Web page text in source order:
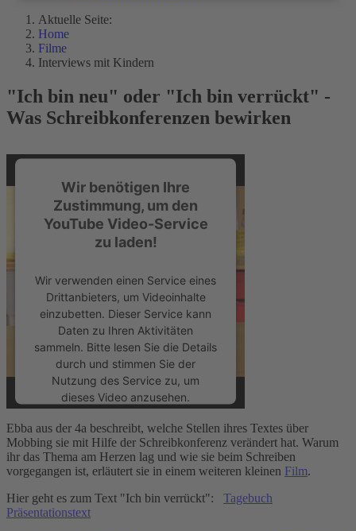
Aktuelle Seite:
Home
Filme
Interviews mit Kindern
"Ich bin neu" oder "Ich bin verrückt" -
Was Schreibkonferenzen bewirken
Wir benötigen Ihre
Zustimmung, um den
YouTube Video-Service
zu laden!
Wir verwenden einen Service eines
Drittanbieters, um Videoinhalte
einzubetten. Dieser Service kann
Daten zu Ihren Aktivitäten
sammeln. Bitte lesen Sie die Details
durch und stimmen Sie der
Nutzung des Service zu, um
dieses Video anzusehen.
Mehr Informationen
Akzeptieren
powered by Usercentrics Consent
Ebba aus der 4a beschreibt, welche Stellen ihres Textes über
Mobbing sie mit Hilfe der Schreibkonferenz verändert hat. Warum
ihr das Thema am Herzen lag und wie sie beim Schreiben
vorgegangen ist, erläutert sie in einem weiteren kleinen Film.
Hier geht es zum Text "Ich bin verrückt": Tagebuch
Präsentationstext